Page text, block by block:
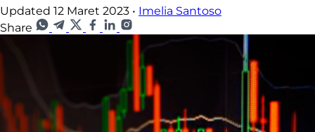
Updated 12 Maret 2023 • Imelia Santoso
Share